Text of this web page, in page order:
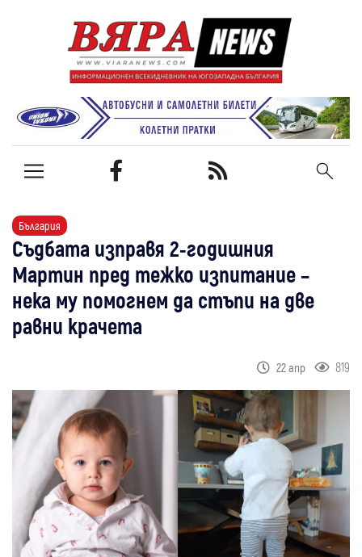
България
Съдбата изправя 2-годишния
Мартин пред тежко изпитание –
нека му помогнем да стъпи на две
равни крачета
22 апр 819